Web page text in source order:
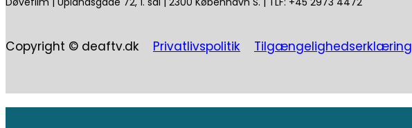
Copyright © deaftv.dk Privatlivspolitik Tilgængelighedserklæring